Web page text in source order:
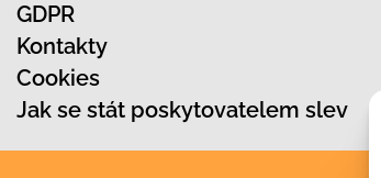
GDPR
Kontakty
Cookies
Jak se stát poskytovatelem slev